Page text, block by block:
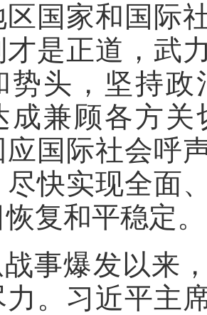
区国家和国际
才是正道，武
势头，坚持
成兼顾各方
应国际社会呼
尽快实现全面
复和平稳定。
战事爆发以来
力。习近平主